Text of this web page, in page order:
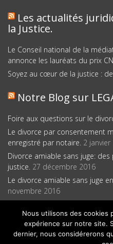
Les actualités
la Justice.
Le Conseil national de la
annonce les lauréats du prix
Soyez au cœur de la justice :
Notre Blog sur
Foire aux questions sur le
Le divorce par consentement
enregistré par notaire. 2 janvier
Divorce amiable sans juge:
justice. 27 décembre 2016
Le divorce amiable sans juge
novembre 2016
Nous utilisons des cookies
expérience sur notre site.
dernier, nous considérerons